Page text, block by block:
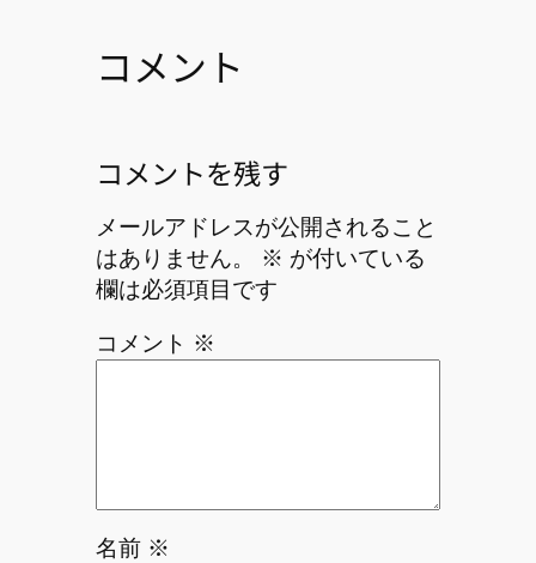
コメント
コメントを残す
メールアドレスが公開されること
はありません。
※ が付いている
欄は必須項目です
コメント ※
名前 ※